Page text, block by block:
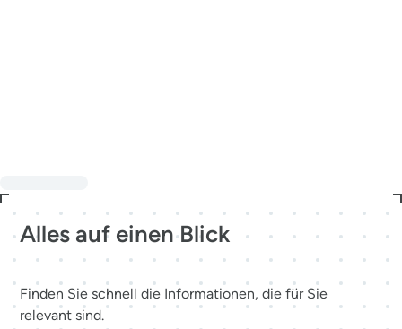
Alles auf einen Blick
Finden Sie schnell die Informationen, die für Sie
relevant sind.